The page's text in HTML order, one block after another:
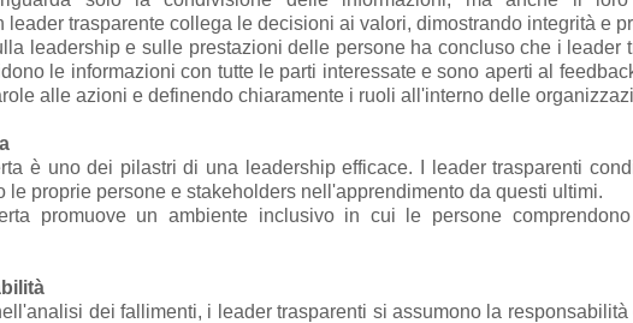
trasparente collega le decisioni ai valori, dimostrando integrità e
leadership e sulle prestazioni delle persone ha concluso che i leader
le informazioni con tutte le parti interessate e sono aperti al
alle azioni e definendo chiaramente i ruoli all'interno delle
è uno dei pilastri di una leadership efficace. I leader trasparenti
le proprie persone e stakeholders nell'apprendimento da questi ultimi.
promuove un ambiente inclusivo in cui le persone
dei fallimenti, i leader trasparenti si assumono la